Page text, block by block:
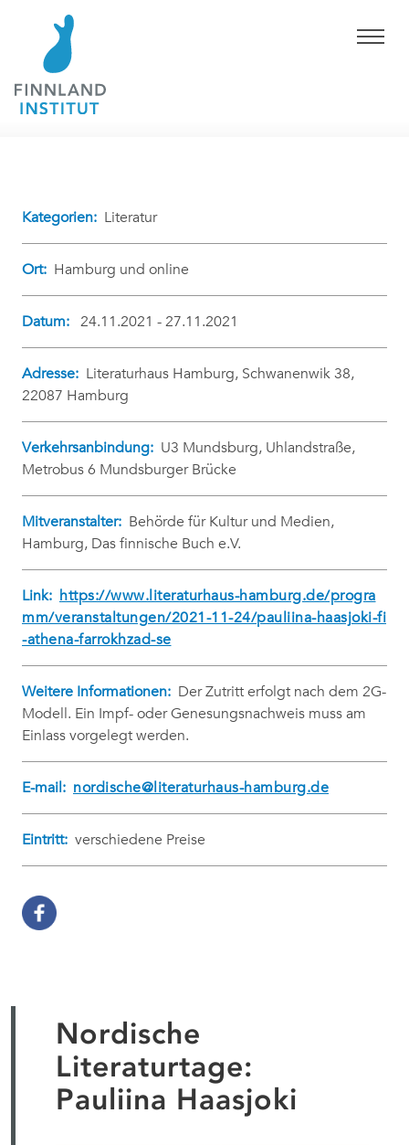
Kategorien: Literatur
Ort: Hamburg und online
Datum: 24.11.2021 - 27.11.2021
Adresse: Literaturhaus Hamburg, Schwanenwik 38,
22087 Hamburg
Verkehrsanbindung: U3 Mundsburg, Uhlandstraße,
Metrobus 6 Mundsburger Brücke
Mitveranstalter: Behörde für Kultur und Medien,
Hamburg, Das finnische Buch e.V.
Link: https://www.literaturhaus-hamburg.de/progra
mm/veranstaltungen/2021-11-24/pauliina-haasjoki-fi
-athena-farrokhzad-se
Weitere Informationen: Der Zutritt erfolgt nach dem 2G-
Modell. Ein Impf- oder Genesungsnachweis muss am
Einlass vorgelegt werden.
E-mail: nordische@literaturhaus-hamburg.de
Eintritt: verschiedene Preise
Nordische
Literaturtage:
Pauliina Haasjoki